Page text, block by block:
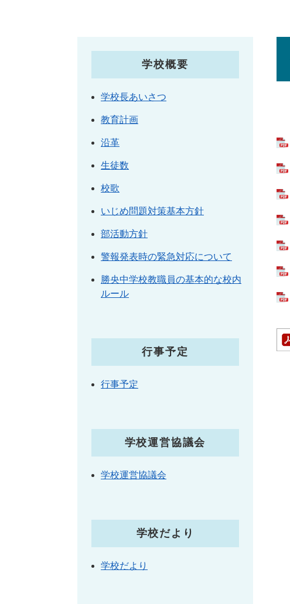
学校概要
学校長あいさつ
教育計画
沿革
生徒数
校歌
いじめ問題対策基本方針
部活動方針
警報発表時の緊急対応について
勝央中学校教職員の基本的な校内
ルール
行事予定
行事予定
学校運営協議会
学校運営協議会
学校だより
学校だより